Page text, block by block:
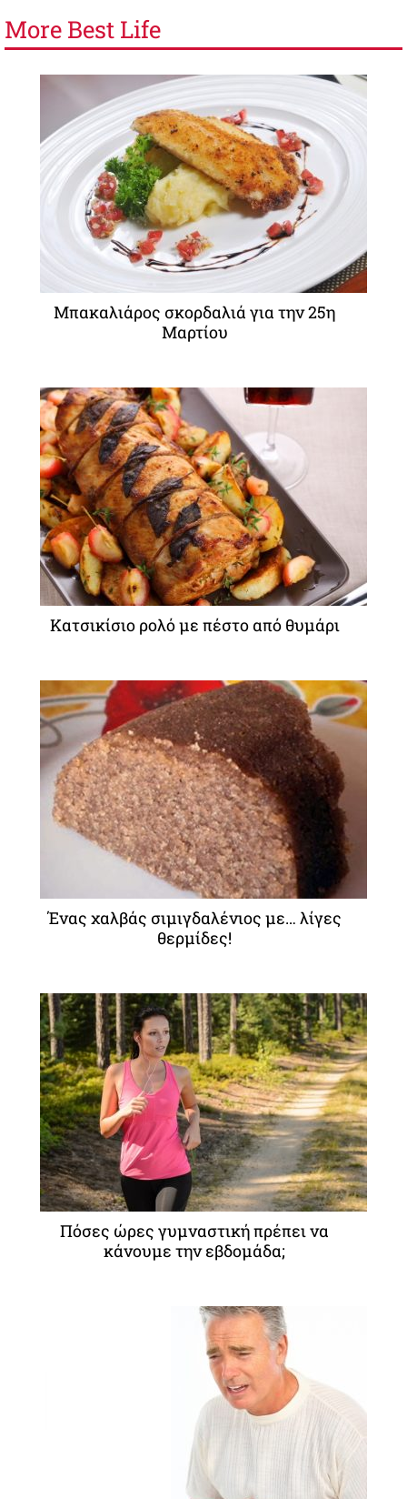
More Best Life
Μπακαλιάρος σκορδαλιά για την 25η
Μαρτίου
Κατσικίσιο ρολό με πέστο από θυμάρι
Ένας χαλβάς σιμιγδαλένιος με… λίγες
θερμίδες!
Πόσες ώρες γυμναστική πρέπει να
κάνουμε την εβδομάδα;